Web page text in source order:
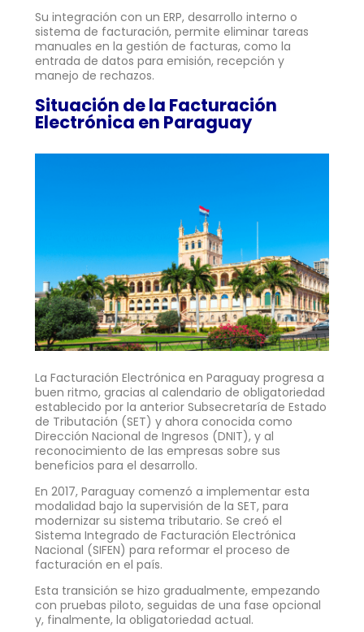
Su integración con un ERP, desarrollo interno o
sistema de facturación, permite eliminar tareas
manuales en la gestión de facturas, como la
entrada de datos para emisión, recepción y
manejo de rechazos.
Situación de la Facturación
Electrónica en Paraguay
La Facturación Electrónica en Paraguay progresa a
buen ritmo, gracias al calendario de obligatoriedad
establecido por la anterior Subsecretaría de Estado
de Tributación (SET) y ahora conocida como
Dirección Nacional de Ingresos (DNIT), y al
reconocimiento de las empresas sobre sus
beneficios para el desarrollo.
En 2017, Paraguay comenzó a implementar esta
modalidad bajo la supervisión de la SET, para
modernizar su sistema tributario. Se creó el
Sistema Integrado de Facturación Electrónica
Nacional (SIFEN) para reformar el proceso de
facturación en el país.
Esta transición se hizo gradualmente, empezando
con pruebas piloto, seguidas de una fase opcional
y, finalmente, la obligatoriedad actual.